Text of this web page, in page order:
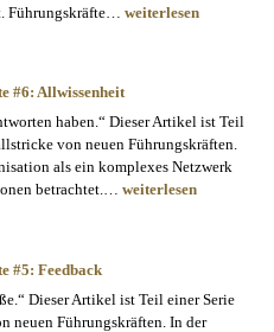
Führungskräfte… Irrtümer
Entwicklung
weiterlesen
#6: Allwissenheit
haben.“ Dieser Artikel ist Teil
von neuen Führungskräften.
als ein komplexes Netzwerk
betrachtet.… Irrtümer
weiterlesen
#5: Feedback
Dieser Artikel ist Teil einer Serie
neuen Führungskräften. In der